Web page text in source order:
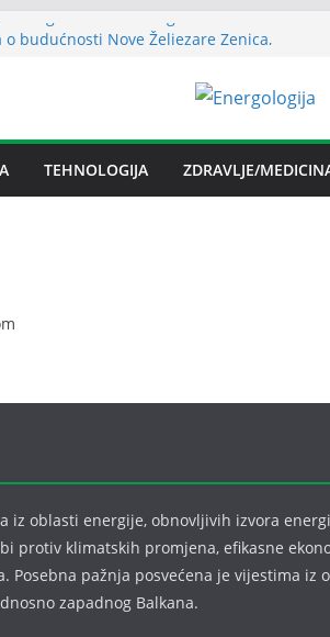
energetski efikasnu zgradu
o budućnosti Nove Željezare Zenica,
električnom energijom stabilno
TEHNOLOGIJA ZDRAVLJE/
iz oblasti energije, obnovljivih izvora
protiv klimatskih promjena, efikasne
pažnja posvećena je vijestima iz
zapadnog Balkana.